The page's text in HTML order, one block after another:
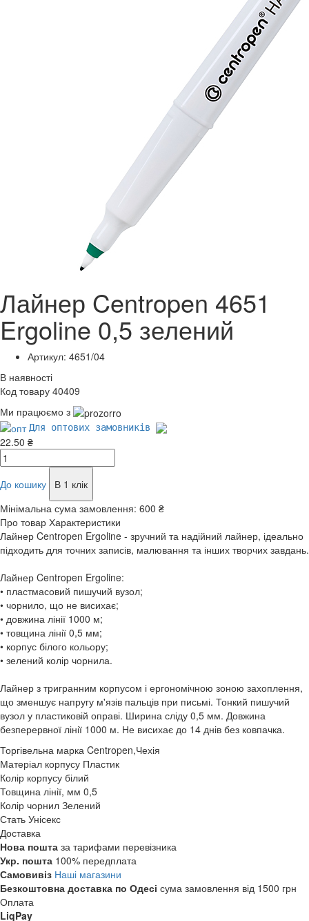
Лайнер Centropen 4651
Ergoline 0,5 зелений
Артикул: 4651/04
В наявності
Код товару 40409
Ми працюємо з
Для оптових замовників
22.50 ₴
До кошику
В 1 клік
Мінімальна сума замовлення: 600 ₴
Про товар Характеристики
Лайнер Centropen Ergoline - зручний та надійний лайнер, ідеально
підходить для точних записів, малювання та інших творчих завдань.
Лайнер Centropen Ergoline:
• пластмасовий пишучий вузол;
• чорнило, що не висихає;
• довжина лінії 1000 м;
• товщина лінії 0,5 мм;
• корпус білого кольору;
• зелений колір чорнила.
Лайнер з тригранним корпусом і ергономічною зоною захоплення,
що зменшує напругу м'язів пальців при письмі. Тонкий пишучий
вузол у пластиковій оправі. Ширина сліду 0,5 мм. Довжина
безперервної лінії 1000 м. Не висихає до 14 днів без ковпачка.
Торгівельна марка Centropen,Чехія
Матеріал корпусу Пластик
Колір корпусу білий
Товщина лінії, мм 0,5
Колір чорнил Зелений
Стать Унісекс
Доставка
Нова пошта за тарифами перевізника
Укр. пошта 100% передплата
Самовивіз Наші магазини
Безкоштовна доставка по Одесі сума замовлення від 1500 грн
Оплата
LiqPay